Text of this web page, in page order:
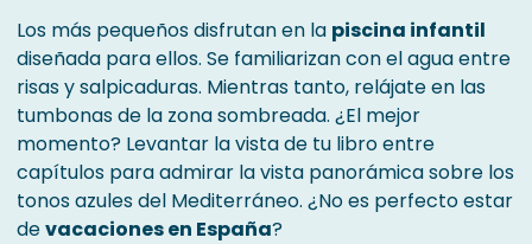
Los más pequeños disfrutan en la piscina infantil
diseñada para ellos. Se familiarizan con el agua entre
risas y salpicaduras. Mientras tanto, relájate en las
tumbonas de la zona sombreada. ¿El mejor
momento? Levantar la vista de tu libro entre
capítulos para admirar la vista panorámica sobre los
tonos azules del Mediterráneo. ¿No es perfecto estar
devacaciones en España?